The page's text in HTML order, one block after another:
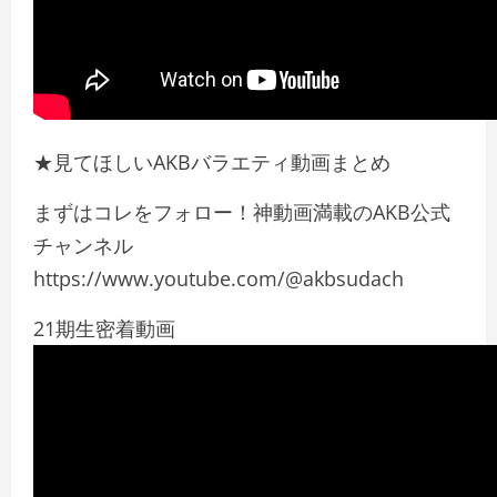
★見てほしいAKBバラエティ動画まとめ
まずはコレをフォロー！神動画満載のAKB公式
チャンネル
https://www.youtube.com/@akbsudach
21期生密着動画